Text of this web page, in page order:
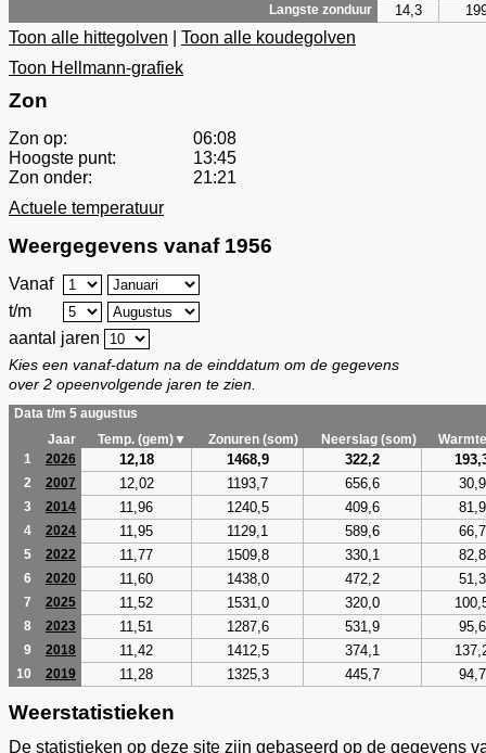
Langste zonduur 14,3
Toon alle hittegolven
Toon alle koudegolven
Toon Hellmann-grafiek
Zon
Zon op:
06:08
Hoogste punt:
13:45
Zon onder:
21:21
Actuele temperatuur
Weergegevens vanaf 1956
Vanaf
t/m
aantal jaren
Kies een vanaf-datum na de einddatum om de gegevens
over 2 opeenvolgende jaren te zien.
Data t/m 5 augustus
Jaar
Temp. (gem)▼ Zonuren (som) Neerslag (som)
1
2026 12,18 1468,9 322,2
2 2007 12,02 1193,7 656,6 30,9
3 2014 11,96 1240,5 409,6 81,9
4 2024 11,95 1129,1 589,6 66,7
5 2022 11,77 1509,8 330,1 82,8
6 2020 11,60 1438,0 472,2 51,3
7 2025 11,52 1531,0 320,0
8 2023 11,51 1287,6 531,9 95,6
9 2018 11,42 1412,5 374,1
10 2019 11,28 1325,3 445,7 94,7
Weerstatistieken
De statistieken op deze site zijn gebaseerd op de gegevens